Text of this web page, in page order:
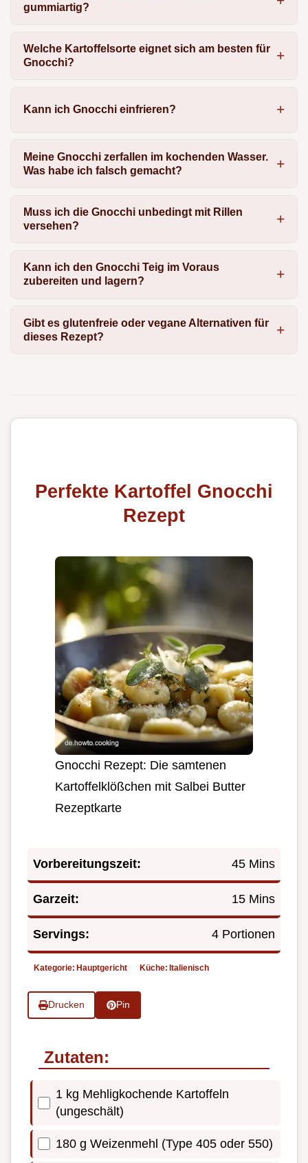
gummiartig?
Welche Kartoffelsorte eignet sich am besten für
Gnocchi?
Kann ich Gnocchi einfrieren?
Meine Gnocchi zerfallen im kochenden Wasser.
Was habe ich falsch gemacht?
Muss ich die Gnocchi unbedingt mit Rillen
versehen?
Kann ich den Gnocchi Teig im Voraus
zubereiten und lagern?
Gibt es glutenfreie oder vegane Alternativen für
dieses Rezept?
Perfekte Kartoffel Gnocchi
Rezept
Gnocchi Rezept: Die samtenen
Kartoffelklößchen mit Salbei Butter
Rezeptkarte
Vorbereitungszeit: 45 Mins
Garzeit: 15 Mins
Servings: 4 Portionen
Kategorie: Hauptgericht Küche: Italienisch
Drucken Pin
Zutaten:
1 kg Mehligkochende Kartoffeln
(ungeschält)
180 g Weizenmehl (Type 405 oder 550)